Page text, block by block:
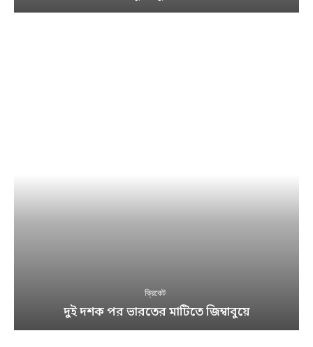
ক্রিকেট
দুই দশক পর ভারতের মাটিতে জিম্বাবুয়ে